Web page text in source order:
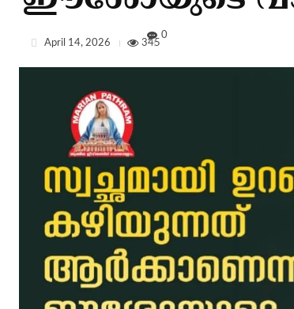
April 14, 2026 345
0